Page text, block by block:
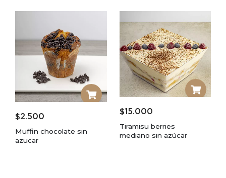
$2.500
Muffin chocolate sin
azucar
$15.000
Tiramisu berries
mediano sin azúcar